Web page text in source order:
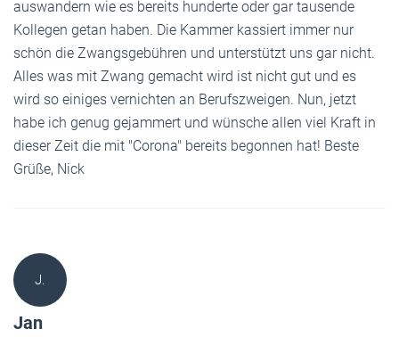
auswandern wie es bereits hunderte oder gar tausende
Kollegen getan haben. Die Kammer kassiert immer nur
schön die Zwangsgebühren und unterstützt uns gar nicht.
Alles was mit Zwang gemacht wird ist nicht gut und es
wird so einiges vernichten an Berufszweigen. Nun, jetzt
habe ich genug gejammert und wünsche allen viel Kraft in
dieser Zeit die mit "Corona" bereits begonnen hat! Beste
Grüße, Nick
J.
Jan